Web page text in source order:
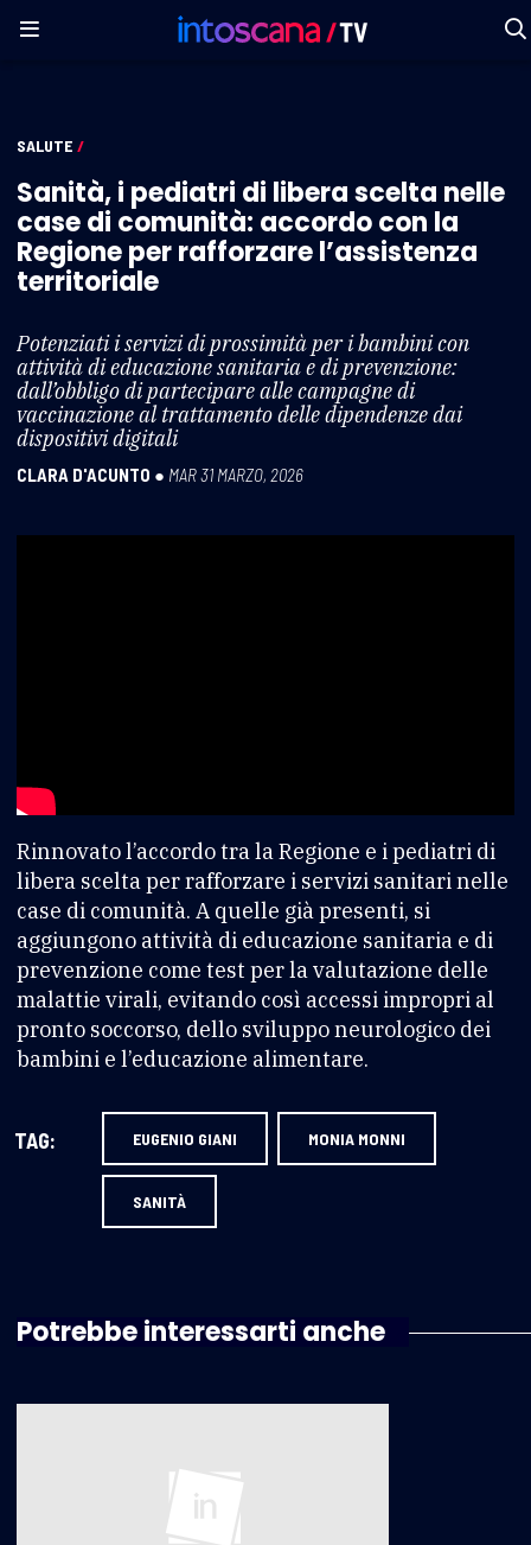
SALUTE /
Sanità, i pediatri di libera scelta nelle
case di comunità: accordo con la
Regione per rafforzare l’assistenza
territoriale
Potenziati i servizi di prossimità per i bambini con
attività di educazione sanitaria e di prevenzione:
dall’obbligo di partecipare alle campagne di
vaccinazione al trattamento delle dipendenze dai
dispositivi digitali
CLARA D'ACUNTO ● MAR 31 MARZO, 2026
Rinnovato l’accordo tra la Regione e i pediatri di
libera scelta per rafforzare i servizi sanitari nelle
case di comunità. A quelle già presenti, si
aggiungono attività di educazione sanitaria e di
prevenzione come test per la valutazione delle
malattie virali, evitando così accessi impropri al
pronto soccorso, dello sviluppo neurologico dei
bambini e l’educazione alimentare.
TAG: EUGENIO GIANI MONIA MONNI
SANITÀ
Potrebbe interessarti anche